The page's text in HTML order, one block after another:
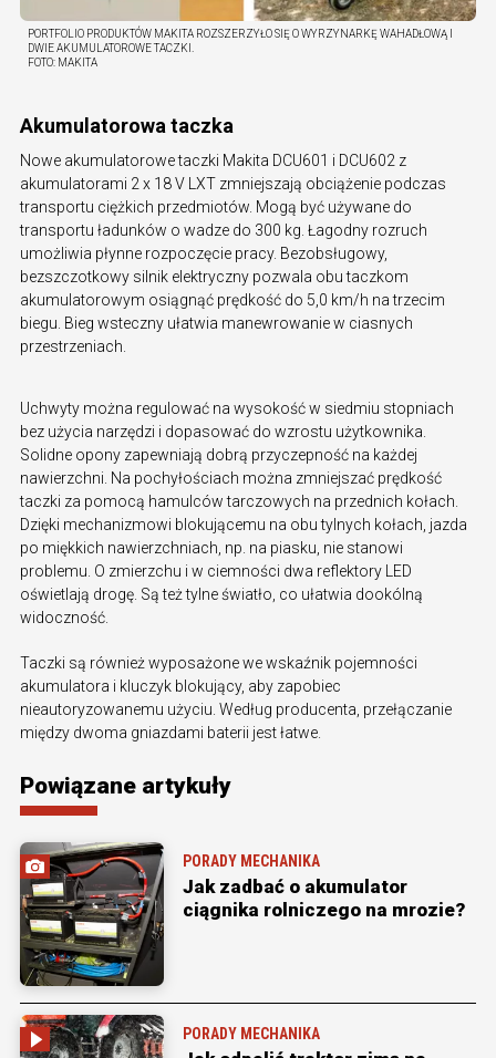
PORTFOLIO PRODUKTÓW MAKITA ROZSZERZYŁO SIĘ O WYRZYNARKĘ WAHADŁOWĄ I
DWIE AKUMULATOROWE TACZKI.
FOTO: MAKITA
Akumulatorowa taczka
Nowe akumulatorowe taczki Makita DCU601 i DCU602 z
akumulatorami 2 x 18 V LXT zmniejszają obciążenie podczas
transportu ciężkich przedmiotów. Mogą być używane do
transportu ładunków o wadze do 300 kg. Łagodny rozruch
umożliwia płynne rozpoczęcie pracy. Bezobsługowy,
bezszczotkowy silnik elektryczny pozwala obu taczkom
akumulatorowym osiągnąć prędkość do 5,0 km/h na trzecim
biegu. Bieg wsteczny ułatwia manewrowanie w ciasnych
przestrzeniach.
Uchwyty można regulować na wysokość w siedmiu stopniach
bez użycia narzędzi i dopasować do wzrostu użytkownika.
Solidne opony zapewniają dobrą przyczepność na każdej
nawierzchni. Na pochyłościach można zmniejszać prędkość
taczki za pomocą hamulców tarczowych na przednich kołach.
Dzięki mechanizmowi blokującemu na obu tylnych kołach, jazda
po miękkich nawierzchniach, np. na piasku, nie stanowi
problemu. O zmierzchu i w ciemności dwa reflektory LED
oświetlają drogę. Są też tylne światło, co ułatwia dookólną
widoczność.
Taczki są również wyposażone we wskaźnik pojemności
akumulatora i kluczyk blokujący, aby zapobiec
nieautoryzowanemu użyciu. Według producenta, przełączanie
między dwoma gniazdami baterii jest łatwe.
Powiązane artykuły
PORADY MECHANIKA
Jak zadbać o akumulator
ciągnika rolniczego na mrozie?
PORADY MECHANIKA